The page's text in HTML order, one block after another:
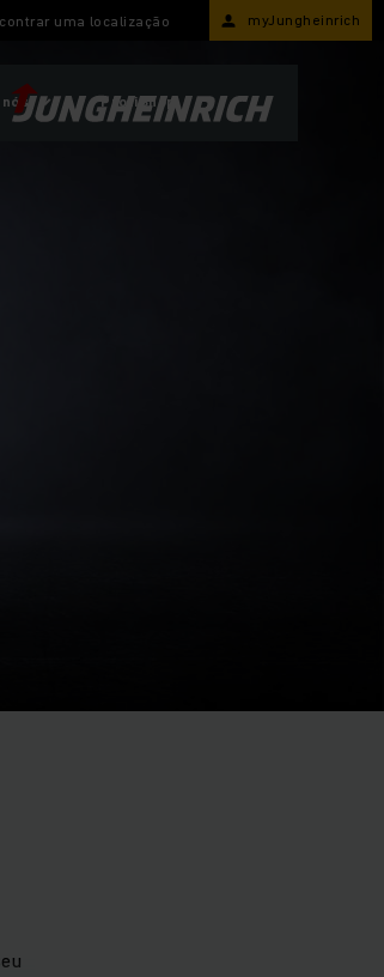
uma localização myJungheinrich
ProfiShop